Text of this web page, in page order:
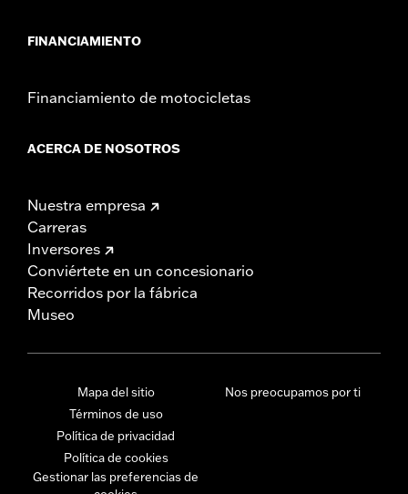
FINANCIAMIENTO
Financiamiento de motocicletas
ACERCA DE NOSOTROS
Nuestra empresa
Carreras
Inversores
Conviértete en un concesionario
Recorridos por la fábrica
Museo
Mapa del sitio
Términos de uso
Política de privacidad
Política de cookies
Gestionar las preferencias de
Nos preocupamos por ti